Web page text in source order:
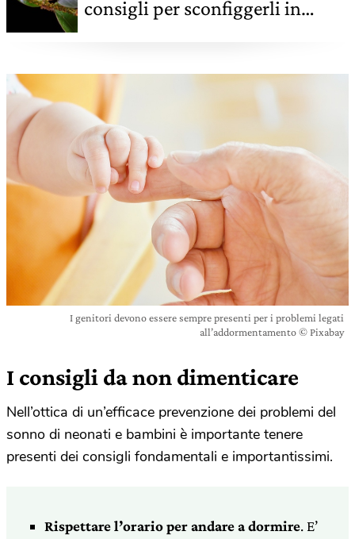
consigli per sconfiggerli in
I genitori devono essere sempre presenti per i problemi legati
all’addormentamento © Pixabay
I consigli da non dimenticare
Nell’ottica di un’efficace prevenzione dei problemi del
sonno di neonati e bambini è importante tenere
presenti dei consigli fondamentali e importantissimi.
Rispettare l’orario per andare a dormire. E’